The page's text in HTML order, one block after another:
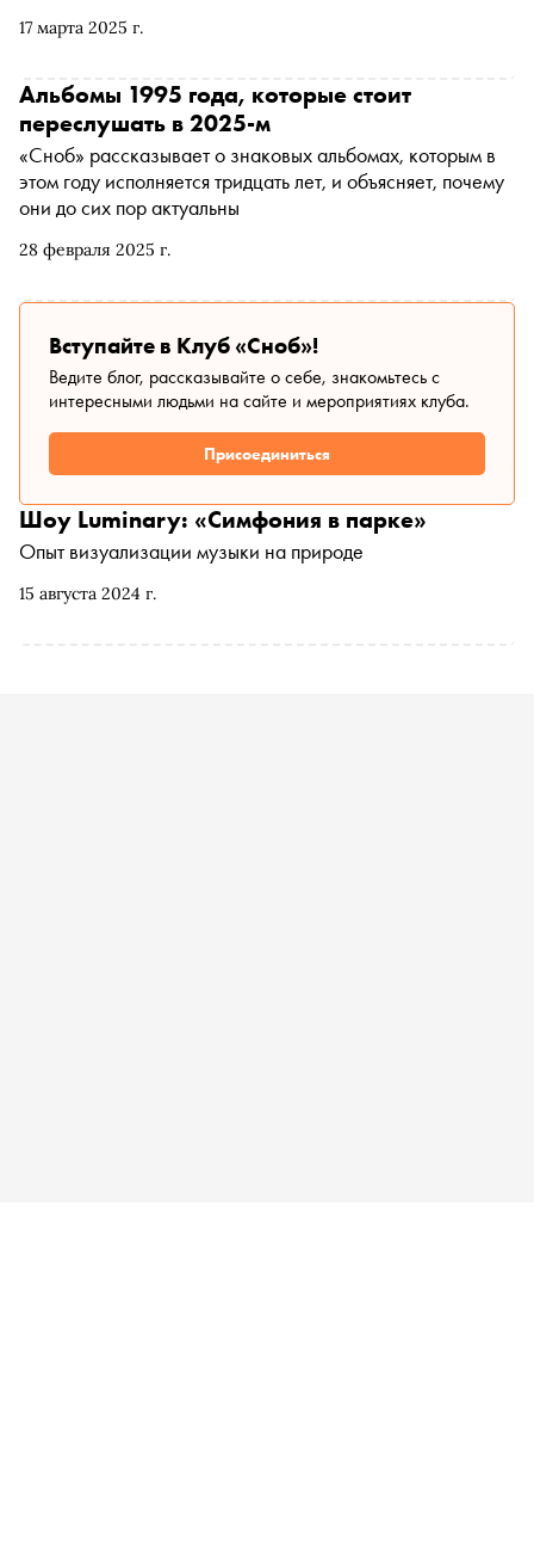
17 марта 2025 г.
врожденном слухе, неудачном опыте с виолончелью
28 февраля 2025 г.
Альбомы 1995 года, которые стоит
переслушать в 2025-м
«Сноб» рассказывает о знаковых альбомах, которым в
этом году исполняется тридцать лет, и объясняет, почему
они до сих пор актуальны
Вступайте в Клуб «Сноб»!
Ведите блог, рассказывайте о себе, знакомьтесь с
интересными людьми на сайте и мероприятиях клуба.
Присоединиться
15 августа 2024 г.
Шоу Luminary: «Симфония в парке»
Опыт визуализации музыки на природе